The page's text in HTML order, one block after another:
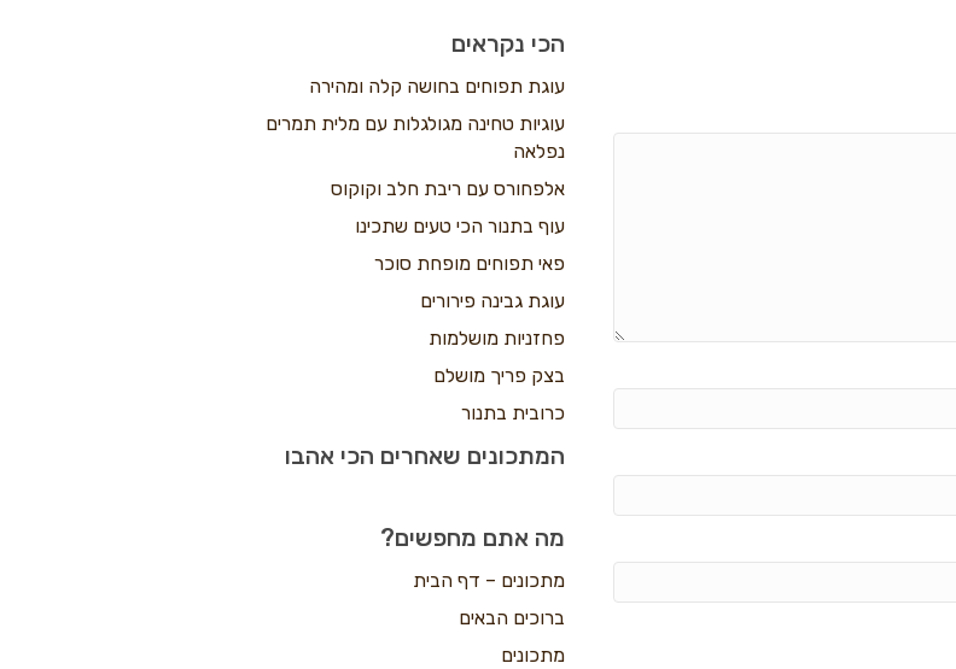
הכי נקראים
עוגת תפוחים בחושה קלה ומהירה
עוגיות טחינה מגולגלות עם מלית תמרים
נפלאה
אלפחורס עם ריבת חלב וקוקוס
עוף בתנור הכי טעים שתכינו
פאי תפוחים מופחת סוכר
עוגת גבינה פירורים
פחזניות מושלמות
בצק פריך מושלם
כרובית בתנור
המתכונים שאחרים הכי אהבו
מה אתם מחפשים?
מתכונים – דף הבית
ברוכים הבאים
מתכונים